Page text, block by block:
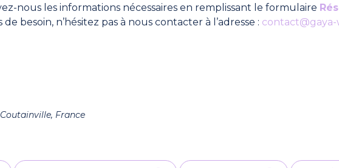
nous les informations nécessaires en remplissant le formulaire
de besoin, n’hésitez pas à nous contacter à l’adresse :
France